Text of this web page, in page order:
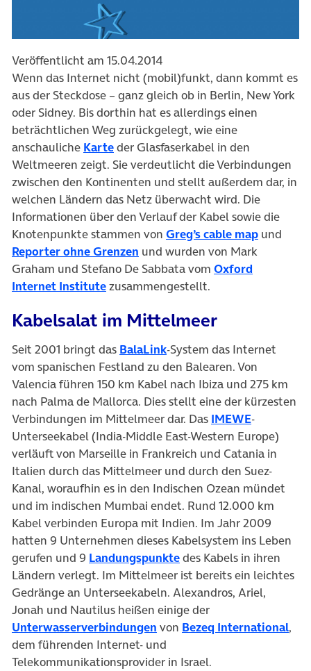
Veröffentlicht am 15.04.2014
Wenn das Internet nicht (mobil)funkt, dann kommt es
aus der Steckdose – ganz gleich ob in Berlin, New York
oder Sidney. Bis dorthin hat es allerdings einen
beträchtlichen Weg zurückgelegt, wie eine
anschauliche Karteder Glasfaserkabel in den
Weltmeeren zeigt. Sie verdeutlicht die Verbindungen
zwischen den Kontinenten und stellt außerdem dar, in
welchen Ländern das Netz überwacht wird. Die
Informationen über den Verlauf der Kabel sowie die
Knotenpunkte stammen von Greg’s cable map und
Reporter ohne Grenzen und wurden von Mark
Graham und Stefano De Sabbata vom Oxford
Internet Institutezusammengestellt.
Kabelsalat im Mittelmeer
Seit 2001 bringt das BalaLink-System das Internet
vom spanischen Festland zu den Balearen. Von
Valencia führen 150 km Kabel nach Ibiza und 275 km
nach Palma de Mallorca. Dies stellt eine der kürzesten
Verbindungen im Mittelmeer dar. Das IMEWE-
Unterseekabel (India-Middle East-Western Europe)
verläuft von Marseille in Frankreich und Catania in
Italien durch das Mittelmeer und durch den Suez-
Kanal, woraufhin es in den Indischen Ozean mündet
und im indischen Mumbai endet. Rund 12.000 km
Kabel verbinden Europa mit Indien. Im Jahr 2009
hatten 9 Unternehmen dieses Kabelsystem ins Leben
gerufen und 9 Landungspunktedes Kabels in ihren
Ländern verlegt. Im Mittelmeer ist bereits ein leichtes
Gedränge an Unterseekabeln. Alexandros, Ariel,
Jonah und Nautilus heißen einige der
Unterwasserverbindungen von Bezeq International,
dem führenden Internet- und
Telekommunikationsprovider in Israel.